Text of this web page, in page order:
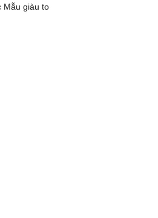
Mẫu giàu to